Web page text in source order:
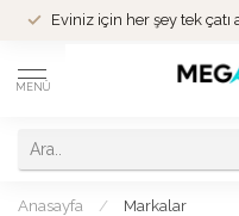
Eviniz için her şey tek çatı
MENÜ
Anasayfa / Markalar